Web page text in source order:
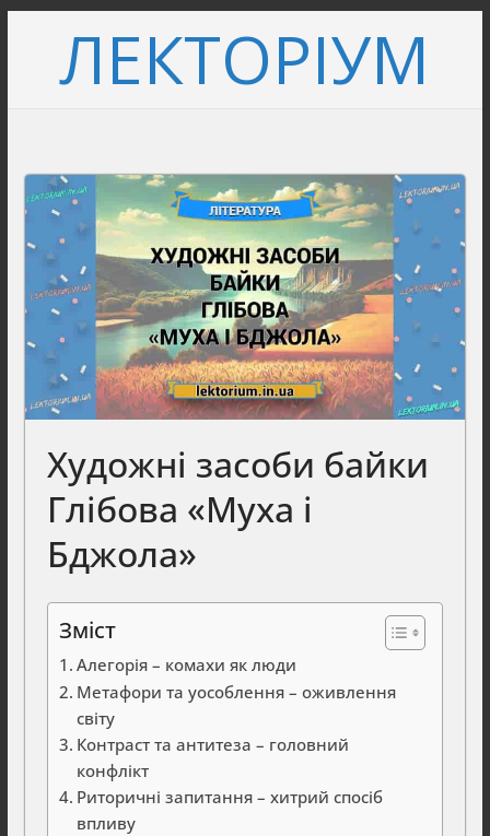
вмістуЛЕКТОРІУМ
Художні засоби байки
Глібова «Муха і
Бджола»
Зміст
Алегорія – комахи як люди
Метафори та уособлення – оживлення
світу
Контраст та антитеза – головний
конфлікт
Риторичні запитання – хитрий спосіб
впливу